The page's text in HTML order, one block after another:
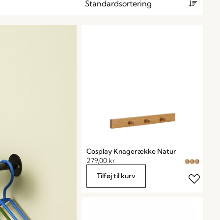
Cosplay Knagerække Natur
279,00 kr.
Tilføj til kurv